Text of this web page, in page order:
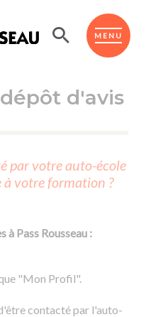
MENU
d'avis
par votre auto-école
à votre formation ?
à Pass Rousseau :
"Mon Profil".
contacté par l'auto-